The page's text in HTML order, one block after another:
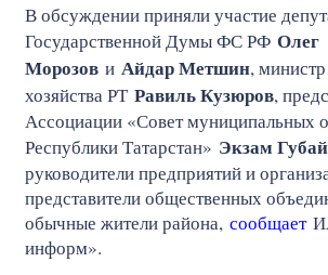
В обсуждении приняли участие
Государственной Думы ФС РФ Олег
Морозов и Айдар Метшин,
хозяйства РТ Равиль Кузюров,
Ассоциации «Совет муниципальных
Республики Татарстан» Экзам
руководители предприятий и
представители общественных
обычные жители района, сообщает
информ».